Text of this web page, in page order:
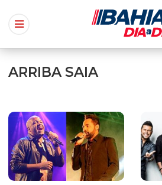
ARRIBA SAIA